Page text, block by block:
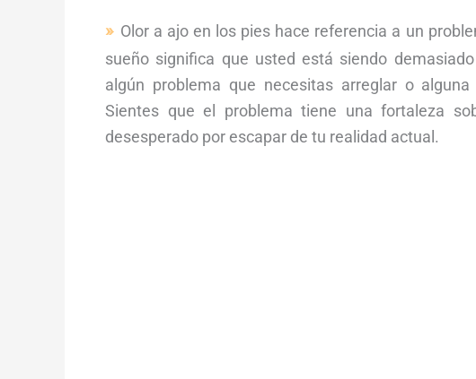
Olor a ajo en los pies hace referencia a un
sueño significa que usted está siendo
algún problema que necesitas arreglar o
Sientes que el problema tiene una fortaleza
desesperado por escapar de tu realidad actual.